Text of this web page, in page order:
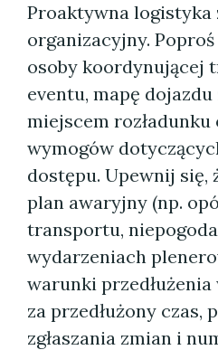
Proaktywna logistyka
organizacyjny.
osoby koordynującej
eventu, mapę
miejscem
wymogów
dostępu. Upewnij się,
plan awaryjny (np.
transportu,
wydarzeniach
warunki
za przedłużony czas,
zgłaszania zmian i